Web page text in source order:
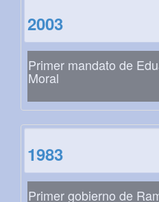
2003
Primer mandato de
Moral
1983
Primer gobierno de